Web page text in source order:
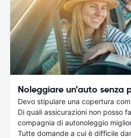
Noleggiare un’auto senza
Devo stipulare una copertura
Di quali assicurazioni non posso
compagnia di autonoleggio
Tutte domande a cui è difficile